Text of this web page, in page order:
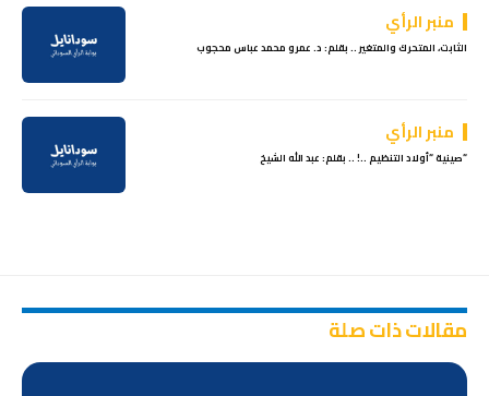
منبر الرأي
الثابت، المتحرك والمتغير .. بقلم: د. عمرو محمد عباس محجوب
منبر الرأي
“صينية “أولاد التنظيم ..! .. بقلم: عبد الله الشيخ
مقالات ذات صلة